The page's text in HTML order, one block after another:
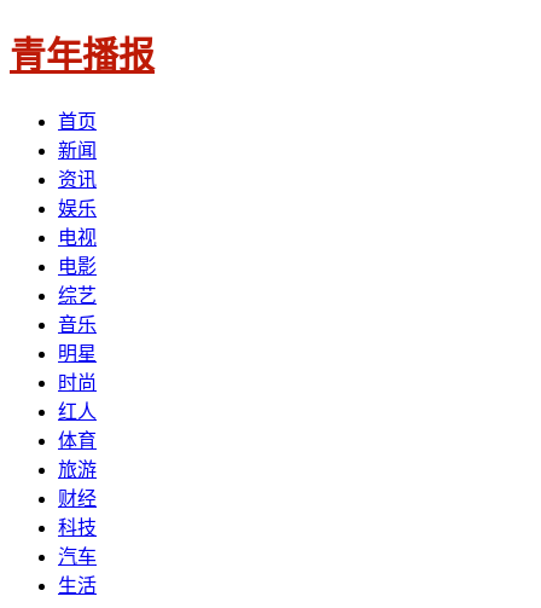
青年播报
首页
新闻
资讯
娱乐
电视
电影
综艺
音乐
明星
时尚
红人
体育
旅游
财经
科技
汽车
生活